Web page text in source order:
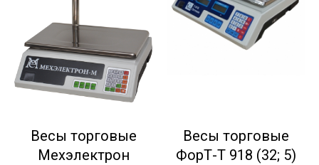
Весы торговые
Мехэлектрон
Весы торговые
ФорТ-Т 918 (32; 5)